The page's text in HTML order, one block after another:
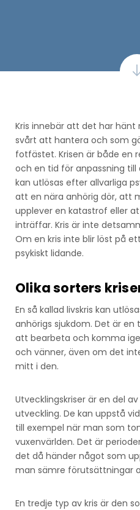
Kris innebär att det har
svårt att hantera och som
fotfästet. Krisen är både en
och en tid för anpassning till
kan utlösas efter allvarliga
att en nära anhörig dör, att
upplever en katastrof eller
inträffar. Kris är inte
Om en kris inte blir löst på
psykiskt lidande.
Olika sorters
En så kallad livskris kan
anhörigs sjukdom. Det är
att bearbeta och komma
och vänner, även om det
mitt i den.
Utvecklingskriser är en del
utveckling. De kan uppstå
till exempel när man som
vuxenvärlden. Det är
det då händer något som
man sämre förutsättningar
En tredje typ av kris är den